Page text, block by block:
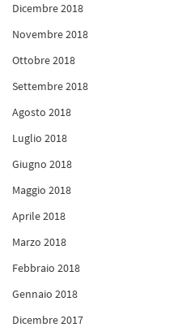
Dicembre 2018
Novembre 2018
Ottobre 2018
Settembre 2018
Agosto 2018
Luglio 2018
Giugno 2018
Maggio 2018
Aprile 2018
Marzo 2018
Febbraio 2018
Gennaio 2018
Dicembre 2017